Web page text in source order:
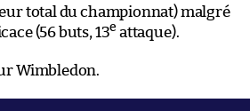
total du championnat) malgré
(56 buts, 13e attaque).
Wimbledon.